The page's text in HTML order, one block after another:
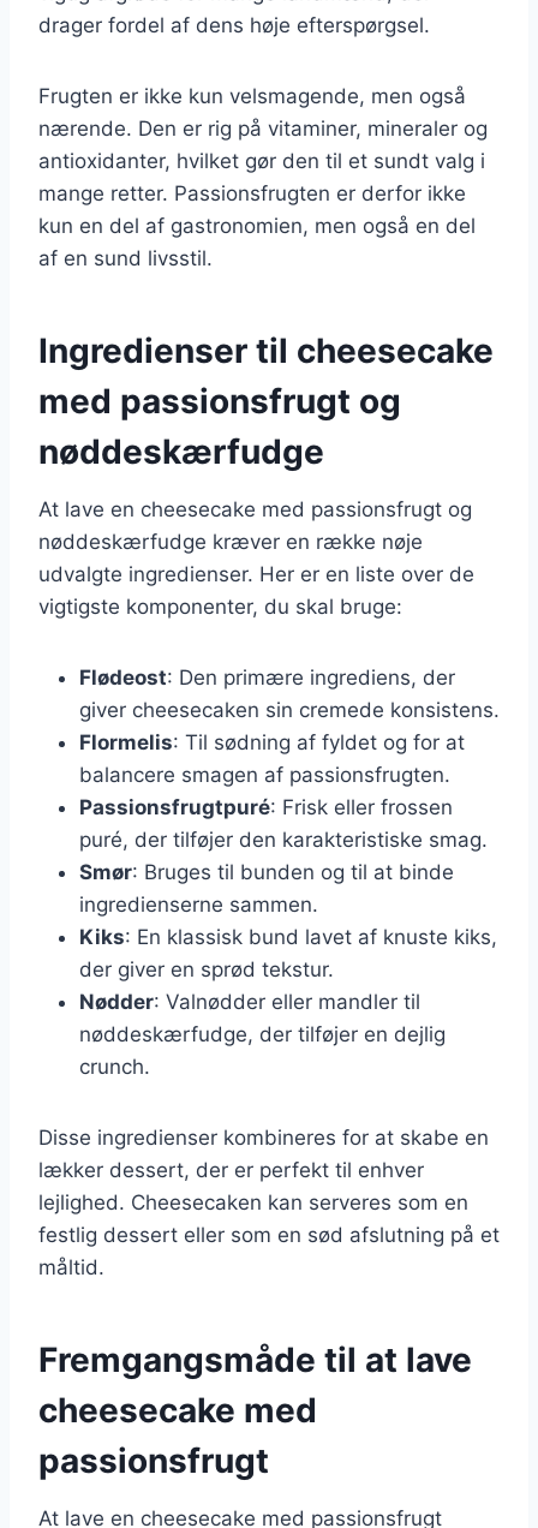
drager fordel af dens høje efterspørgsel.
Frugten er ikke kun velsmagende, men også
nærende. Den er rig på vitaminer, mineraler og
antioxidanter, hvilket gør den til et sundt valg i
mange retter. Passionsfrugten er derfor ikke
kun en del af gastronomien, men også en del
af en sund livsstil.
Ingredienser til cheesecake
med passionsfrugt og
nøddeskærfudge
At lave en cheesecake med passionsfrugt og
nøddeskærfudge kræver en række nøje
udvalgte ingredienser. Her er en liste over de
vigtigste komponenter, du skal bruge:
Flødeost: Den primære ingrediens, der
giver cheesecaken sin cremede konsistens.
Flormelis: Til sødning af fyldet og for at
balancere smagen af passionsfrugten.
Passionsfrugtpuré: Frisk eller frossen
puré, der tilføjer den karakteristiske smag.
Smør: Bruges til bunden og til at binde
ingredienserne sammen.
Kiks: En klassisk bund lavet af knuste kiks,
der giver en sprød tekstur.
Nødder: Valnødder eller mandler til
nøddeskærfudge, der tilføjer en dejlig
crunch.
Disse ingredienser kombineres for at skabe en
lækker dessert, der er perfekt til enhver
lejlighed. Cheesecaken kan serveres som en
festlig dessert eller som en sød afslutning på et
måltid.
Fremgangsmåde til at lave
cheesecake med
passionsfrugt
At lave en cheesecake med passionsfrugt